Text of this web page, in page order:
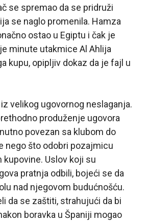
se spremao da se pridruži
se naglo promenila. Hamza
ostao u Egiptu i čak je
minute utakmice Al Ahlija
kupu, opipljiv dokaz da je fajl u
velikog ugovornog neslaganja.
produženje ugovora
povezan sa klubom do
nego što odobri pozajmicu
kupovine. Uslov koji su
pratnja odbili, bojeći se da
nad njegovom budućnošću.
da se zaštiti, strahujući da bi
boravka u Španiji mogao